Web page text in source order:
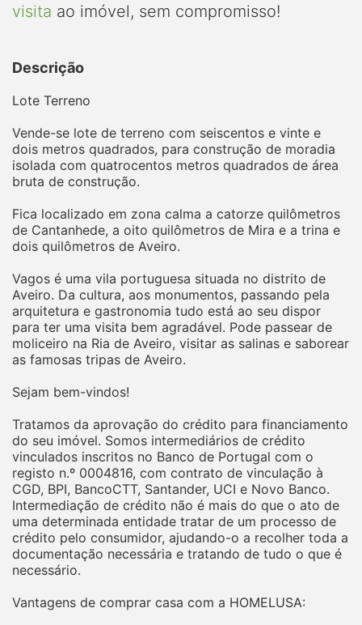
visita ao imóvel, sem compromisso!
Descrição
Lote Terreno
Vende-se lote de terreno com seiscentos e vinte e
dois metros quadrados, para construção de moradia
isolada com quatrocentos metros quadrados de área
bruta de construção.
Fica localizado em zona calma a catorze quilômetros
de Cantanhede, a oito quilômetros de Mira e a trina e
dois quilômetros de Aveiro.
Vagos é uma vila portuguesa situada no distrito de
Aveiro. Da cultura, aos monumentos, passando pela
arquitetura e gastronomia tudo está ao seu dispor
para ter uma visita bem agradável. Pode passear de
moliceiro na Ria de Aveiro, visitar as salinas e saborear
as famosas tripas de Aveiro.
Sejam bem-vindos!
Tratamos da aprovação do crédito para financiamento
do seu imóvel. Somos intermediários de crédito
vinculados inscritos no Banco de Portugal com o
registo n.º 0004816, com contrato de vinculação à
CGD, BPI, BancoCTT, Santander, UCI e Novo Banco.
Intermediação de crédito não é mais do que o ato de
uma determinada entidade tratar de um processo de
crédito pelo consumidor, ajudando-o a recolher toda a
documentação necessária e tratando de tudo o que é
necessário.
Vantagens de comprar casa com a HOMELUSA: